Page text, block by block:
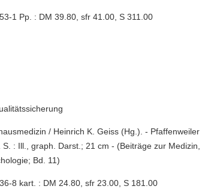
1 Pp. : DM 39.80, sfr 41.00, S 311.00
/ Heinrich K. Geiss (Hg.). - Pfaffenweiler
: Ill., graph. Darst.; 21 cm - (Beiträge zur Medizin,
Bd. 11)
8 kart. : DM 24.80, sfr 23.00, S 181.00